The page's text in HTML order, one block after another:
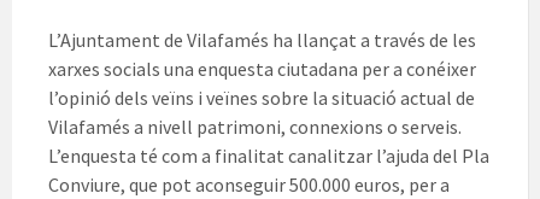
L’Ajuntament de Vilafamés ha llançat a través de les
xarxes socials una enquesta ciutadana per a conéixer
l’opinió dels veïns i veïnes sobre la situació actual de
Vilafamés a nivell patrimoni, connexions o serveis.
L’enquesta té com a finalitat canalitzar l’ajuda del Pla
Conviure, que pot aconseguir 500.000 euros, per a